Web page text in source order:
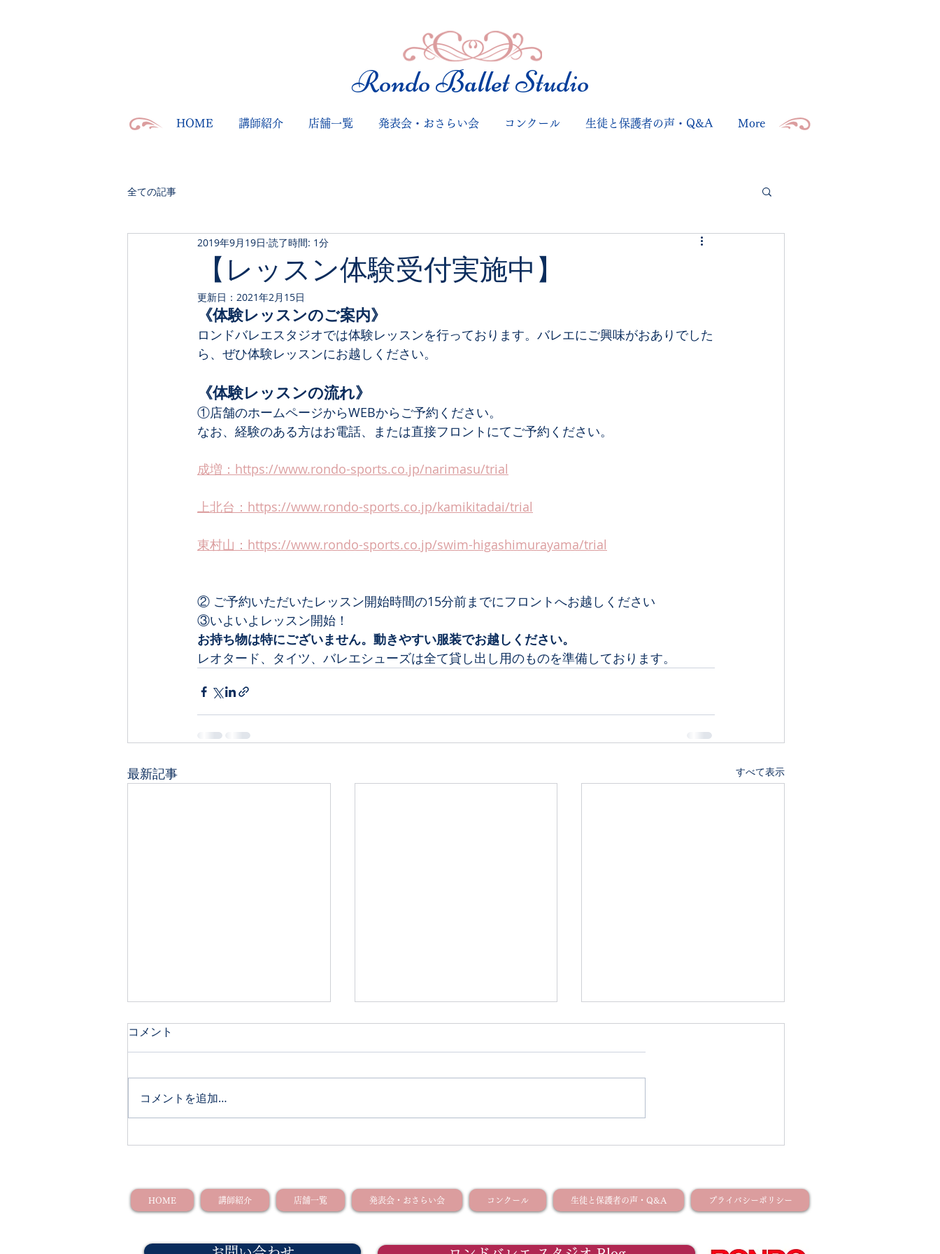
​Rondo Ballet Studio
HOME 講師紹介 店舗一覧 発表会・おさらい会 コンクール 生徒と保護者の声・Q&A More
全ての記事
【レッスン体験受付実施中】
2019年9月19日 読了時間: 1分
更新日： 2021年2月15日
《体験レッスンのご案内》
ロンドバレエスタジオでは体験レッスンを行っております。バレエにご興味がおありでした
ら、ぜひ体験レッスンにお越しください。
《体験レッスンの流れ》
①店舗のホームページからWEBからご予約ください。
なお、経験のある方はお電話、または直接フロントにてご予約ください。
成増：https://www.rondo-sports.co.jp/narimasu/trial
上北台：https://www.rondo-sports.co.jp/kamikitadai/trial
東村山：https://www.rondo-sports.co.jp/swim-higashimurayama/trial
② ご予約いただいたレッスン開始時間の15分前までにフロントへお越しください
③いよいよレッスン開始！
お持ち物は特にございません。動きやすい服装でお越しください。
レオタード、タイツ、バレエシューズは全て貸し出し用のものを準備しております。
最新記事 すべて表示
コメント
コメントを追加…
HOME 講師紹介 店舗一覧 発表会・おさらい会 コンクール 生徒と保護者の声・Q&A プライバシーポリシー